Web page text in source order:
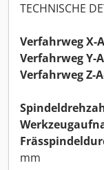
TECHNISCHE
Verfahrweg X-
Verfahrweg Y-
Verfahrweg Z-
mm